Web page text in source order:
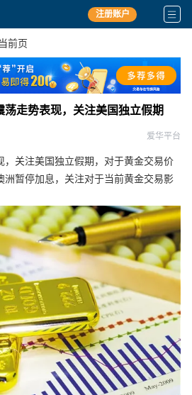
注册账户
当前页
走势表现，关注美国独立假期
爱华平台
关注美国独立假期，对于黄金交易价
洲暂停加息，关注对于当前黄金交易影